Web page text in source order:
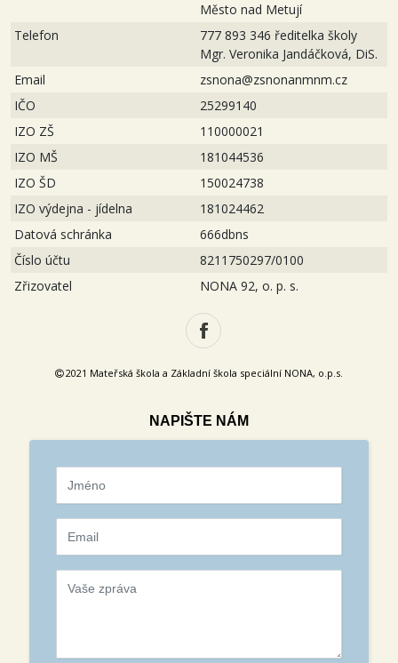
Město nad Metují
Telefon
777 893 346 ředitelka školy
Mgr. Veronika Jandáčková, DiS.
Email
zsnona@zsnonanmnm.cz
IČO
25299140
IZO ZŠ
110000021
IZO MŠ
181044536
IZO ŠD
150024738
IZO výdejna - jídelna
181024462
Datová schránka
666dbns
Číslo účtu
8211750297/0100
Zřizovatel
NONA 92, o. p. s.
2021 Mateřská škola a Základní škola speciální NONA, o.p.s.
NAPIŠTE NÁM